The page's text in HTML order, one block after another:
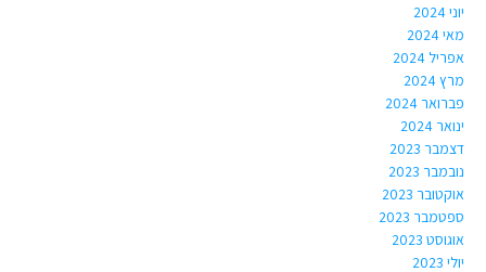
יוני 2024
מאי 2024
אפריל 2024
מרץ 2024
פברואר 2024
ינואר 2024
דצמבר 2023
נובמבר 2023
אוקטובר 2023
ספטמבר 2023
אוגוסט 2023
יולי 2023